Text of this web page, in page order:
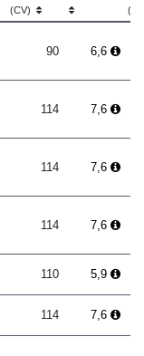
(CV)
90
6,6
114
7,6
114
7,6
114
7,6
110 5,9
114 7,6